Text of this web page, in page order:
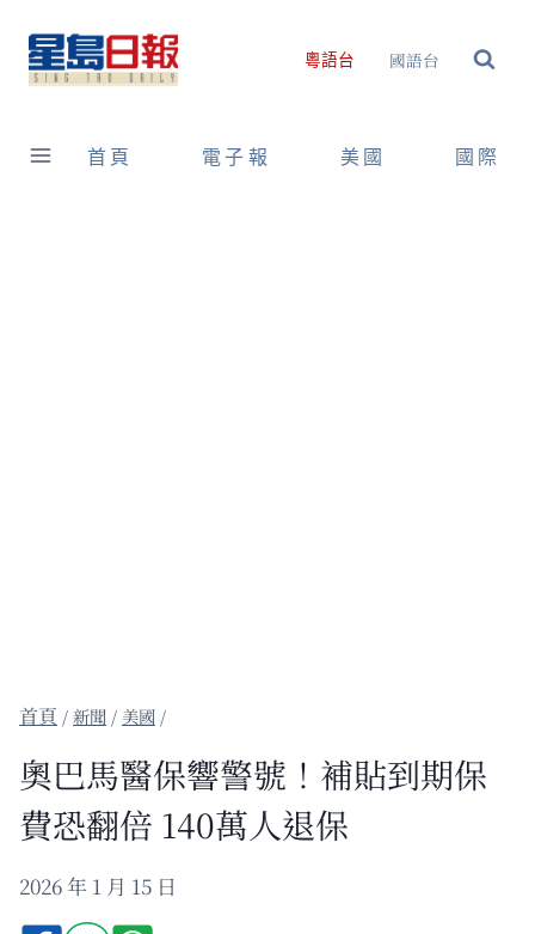
content
粵語台 國語台
首頁 電子報 美國 國際
/新聞 / 美國 /
奧巴馬醫保響警號！補貼到期保
費恐翻倍 140萬人退保
2026 年 1 月 15 日